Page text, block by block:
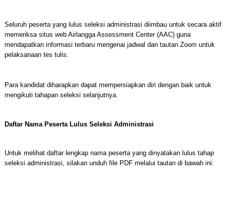
Seluruh peserta yang lulus seleksi administrasi diimbau untuk secara aktif
memeriksa situs web Airlangga Assessment Center (AAC) guna
mendapatkan informasi terbaru mengenai jadwal dan tautan Zoom untuk
pelaksanaan tes tulis.
Para kandidat diharapkan dapat mempersiapkan diri dengan baik untuk
mengikuti tahapan seleksi selanjutnya.
Daftar Nama Peserta Lulus Seleksi Administrasi
Untuk melihat daftar lengkap nama peserta yang dinyatakan lulus tahap
seleksi administrasi, silakan unduh file PDF melalui tautan di bawah ini: